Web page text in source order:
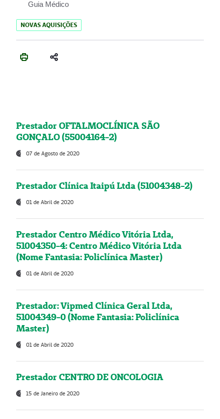
Guia Médico
NOVAS AQUISIÇÕES
Prestador OFTALMOCLÍNICA SÃO
GONÇALO (55004164-2)
07 de Agosto de 2020
Prestador Clínica Itaipú Ltda (51004348-2)
01 de Abril de 2020
Prestador Centro Médico Vitória Ltda,
51004350-4: Centro Médico Vitória Ltda
(Nome Fantasia: Policlínica Master)
01 de Abril de 2020
Prestador: Vipmed Clínica Geral Ltda,
51004349-0 (Nome Fantasia: Policlínica
Master)
01 de Abril de 2020
Prestador CENTRO DE ONCOLOGIA
15 de Janeiro de 2020